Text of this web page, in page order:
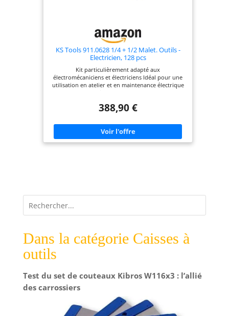
KS Tools 911.0628 1/4 + 1/2 Malet. Outils -
Electricien, 128 pcs
Kit particulièrement adapté aux
électromécaniciens et électriciens Idéal pour une
utilisation en atelier et en maintenance électrique
388,90 €
Dans la catégorie Caisses à
outils
Test du set de couteaux Kibros W116x3 : l’allié
des carrossiers